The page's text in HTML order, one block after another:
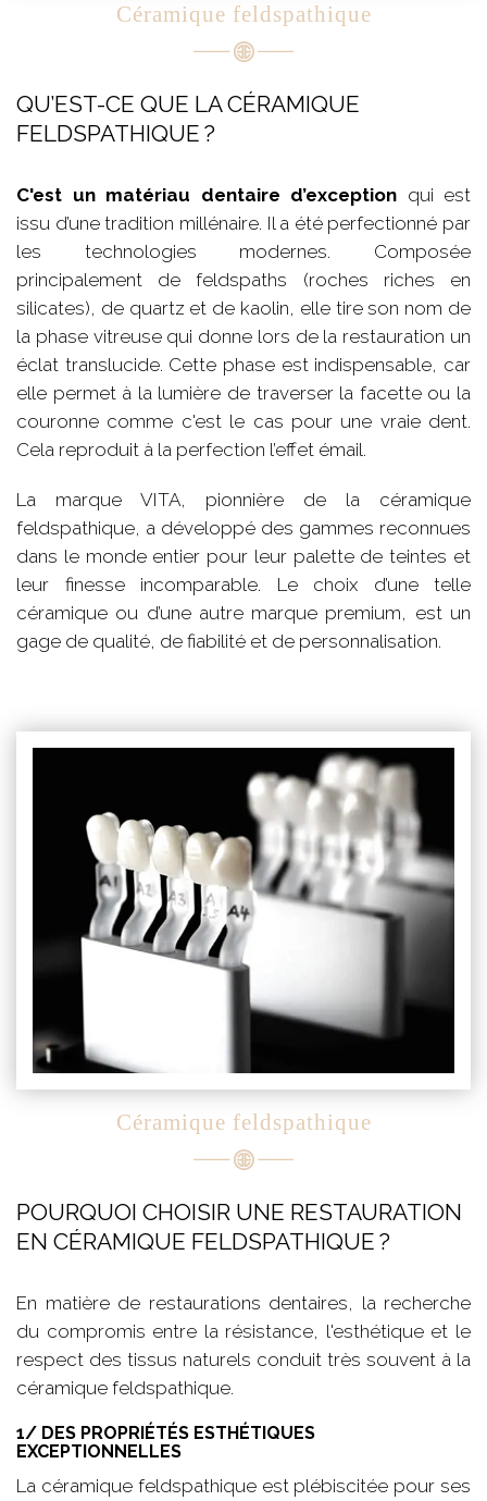
Céramique feldspathique
QU’EST-CE QUE LA CÉRAMIQUE
FELDSPATHIQUE ?
C'est un matériau dentaire d’exception qui est
issu d’une tradition millénaire. Il a été perfectionné par
les technologies modernes. Composée
principalement de feldspaths (roches riches en
silicates), de quartz et de kaolin, elle tire son nom de
la phase vitreuse qui donne lors de la restauration un
éclat translucide. Cette phase est indispensable, car
elle permet à la lumière de traverser la facette ou la
couronne comme c'est le cas pour une vraie dent.
Cela reproduit à la perfection l’effet émail.
La marque VITA, pionnière de la céramique
feldspathique, a développé des gammes reconnues
dans le monde entier pour leur palette de teintes et
leur finesse incomparable. Le choix d’une telle
céramique ou d’une autre marque premium, est un
gage de qualité, de fiabilité et de personnalisation.
Céramique feldspathique
POURQUOI CHOISIR UNE RESTAURATION
EN CÉRAMIQUE FELDSPATHIQUE ?
En matière de restaurations dentaires, la recherche
du compromis entre la résistance, l'esthétique et le
respect des tissus naturels conduit très souvent à la
céramique feldspathique.
1/ DES PROPRIÉTÉS ESTHÉTIQUES
EXCEPTIONNELLES
La céramique feldspathique est plébiscitée pour ses